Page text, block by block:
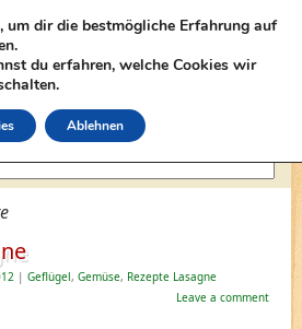
| Geflügel, Gemüse, Rezepte Lasagne
Leave a comment
um dir die bestmögliche Erfahrung auf
du erfahren, welche Cookies wir
Ablehnen